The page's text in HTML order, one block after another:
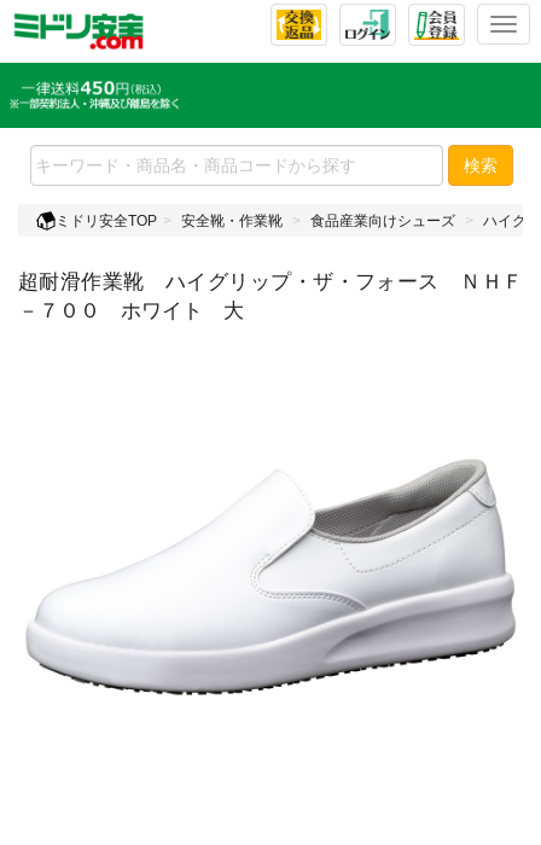
T
l
e
n
v
g
検索
ミドリ安全TOP 安全靴・作業靴 食品産業向けシューズ ハイグ
超耐滑作業靴 ハイグリップ・ザ・フォース ＮＨＦ
－７００ ホワイト 大